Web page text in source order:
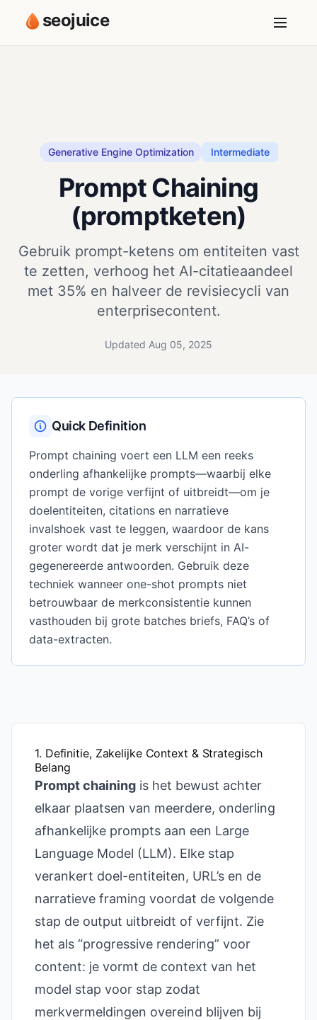
seojuice
Generative Engine Optimization Intermediate
Prompt Chaining
(promptketen)
Gebruik prompt-ketens om entiteiten vast
te zetten, verhoog het AI-citatieaandeel
met 35% en halveer de revisiecycli van
enterprisecontent.
Updated Aug 05, 2025
Quick Definition
Prompt chaining voert een LLM een reeks
onderling afhankelijke prompts—waarbij elke
prompt de vorige verfijnt of uitbreidt—om je
doelentiteiten, citations en narratieve
invalshoek vast te leggen, waardoor de kans
groter wordt dat je merk verschijnt in AI-
gegenereerde antwoorden. Gebruik deze
techniek wanneer one-shot prompts niet
betrouwbaar de merkconsistentie kunnen
vasthouden bij grote batches briefs, FAQ’s of
data-extracten.
1. Definitie, Zakelijke Context & Strategisch
Belang
Prompt chaining is het bewust achter
elkaar plaatsen van meerdere, onderling
afhankelijke prompts aan een Large
Language Model (LLM). Elke stap
verankert doel-entiteiten, URL’s en de
narratieve framing voordat de volgende
stap de output uitbreidt of verfijnt. Zie
het als “progressive rendering” voor
content: je vormt de context van het
model stap voor stap zodat
merkvermeldingen overeind blijven bij